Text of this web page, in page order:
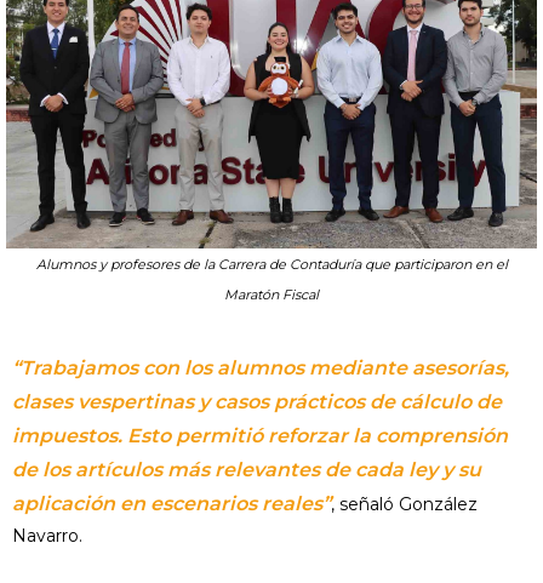
Alumnos y profesores de la Carrera de Contaduría que participaron en el
Maratón Fiscal
“Trabajamos con los alumnos mediante asesorías,
clases vespertinas y casos prácticos de cálculo de
impuestos. Esto permitió reforzar la comprensión
de los artículos más relevantes de cada ley y su
aplicación en escenarios reales”, señaló González
Navarro.